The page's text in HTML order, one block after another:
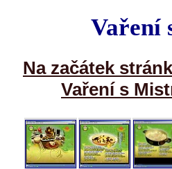
Vaření
Na začátek
Vaření s